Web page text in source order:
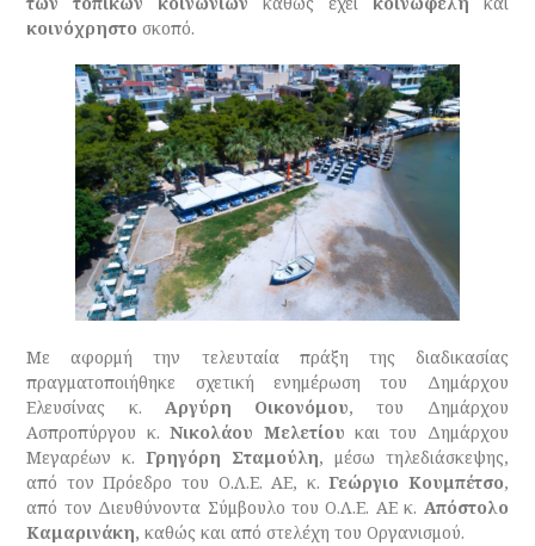
κοινόχρηστοσκοπό.
Με αφορμή την τελευταία πράξη της διαδικασίας
πραγματοποιήθηκε σχετική ενημέρωση του Δημάρχου
Ελευσίνας κ. Αργύρη Οικονόμου, του Δημάρχου
Ασπροπύργου κ.Νικολάου Μελετίου και του Δημάρχου
Μεγαρέων κ.Γρηγόρη Σταμούλη, μέσω τηλεδιάσκεψης,
από τον Πρόεδρο του Ο.Λ.Ε. ΑΕ, κ. Γεώργιο Κουμπέτσο,
από τον Διευθύνοντα Σύμβουλο του Ο.Λ.Ε. ΑΕ κ. Απόστολο
Καμαρινάκη, καθώς και από στελέχη του Οργανισμού.